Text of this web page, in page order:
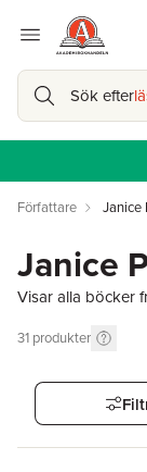
Sök efter
Författare Janice
Janice
Visar alla böcker
31 produkter